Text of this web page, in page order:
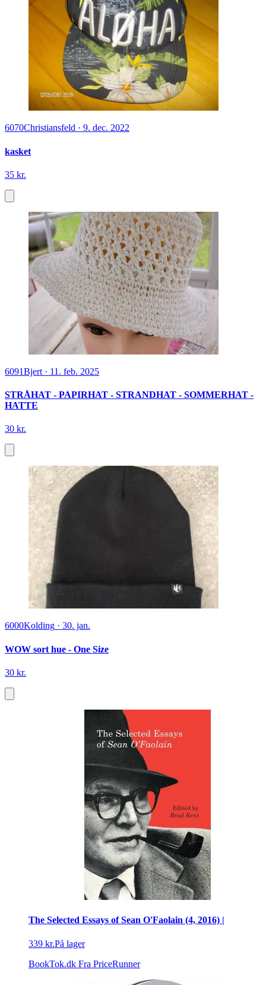
6070Christiansfeld · 9. dec. 2022
kasket
35 kr.
6091Bjert · 11. feb. 2025
STRÅHAT - PAPIRHAT - STRANDHAT - SOMMERHAT -
HATTE
30 kr.
6000Kolding · 30. jan.
WOW sort hue - One Size
30 kr.
The Selected Essays of Sean O'Faolain (4, 2016) |
339 kr.På lager
BookTok.dk Fra PriceRunner